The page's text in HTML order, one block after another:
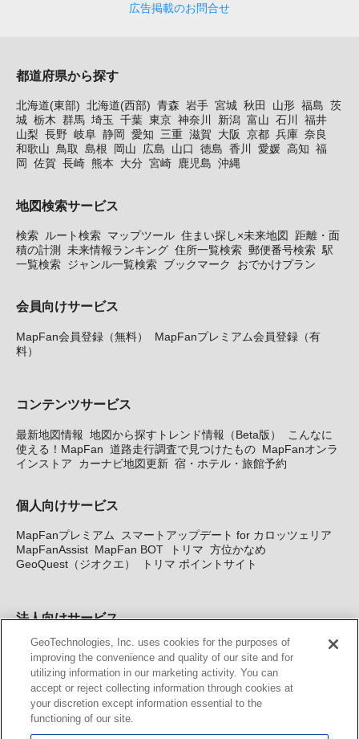
広告掲載のお問合せ
都道府県から探す
北海道(東部) 北海道(西部) 青森 岩手 宮城 秋田 山形 福島 茨
城 栃木 群馬 埼玉 千葉 東京 神奈川 新潟 富山 石川
福井
山梨 長野 岐阜 静岡 愛知 三重 滋賀 大阪 京都 兵庫 奈良
和歌山 鳥取 島根 岡山 広島 山口 徳島 香川 愛媛 高知 福
岡
佐賀 長崎 熊本 大分 宮崎 鹿児島 沖縄
地図検索サービス
検索 ルート検索 マップツール 住まい探し×未来地図
距離・面
積の計測
未来情報ランキング 住所一覧検索 郵便番号検索 駅
一覧検索 ジャンル一覧検索 ブックマーク おでかけプラン
会員向けサービス
MapFan会員登録（無料）
MapFanプレミアム会員登録（有
料）
コンテンツサービス
最新地図情報 地図から探すトレンド情報（Beta版）
こんなに
使える！MapFan 道路走行調査で見つけたもの MapFanオンラ
インストア
カーナビ地図更新 宿・ホテル・旅館予約
個人向けサービス
MapFanプレミアム
スマートアップデート for カロッツェリア
MapFanAssist MapFan BOT トリマ 方位かなめ
GeoQuest（ジオクエ）
トリマ ポイントサイト
法人向けサービス
法人向け地図・位置情報サービス WEBサイト・システム向け地
図API Windows PC向け地図開発キット MapFan DB 住所確認
サービス
MAP WORLD+ トリマ広告 Geo-Research
カーナビ地図更新サービス
GeoTechnologies, Inc. uses cookies for the purposes of
improving the convenience and quality of our site and for
utilizing information in our marketing activity. You can
accept or reject collecting information through cookies at
your discretion except information essential to the
functioning of our site.